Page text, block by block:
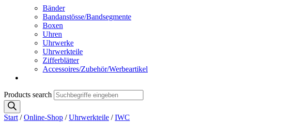
Bänder
Bandanstösse/Bandsegmente
Boxen
Uhren
Uhrwerke
Uhrwerkteile
Zifferblätter
Accessoires/Zubehör/Werbeartikel
Products search
Start /Online-Shop /Uhrwerkteile /IWC